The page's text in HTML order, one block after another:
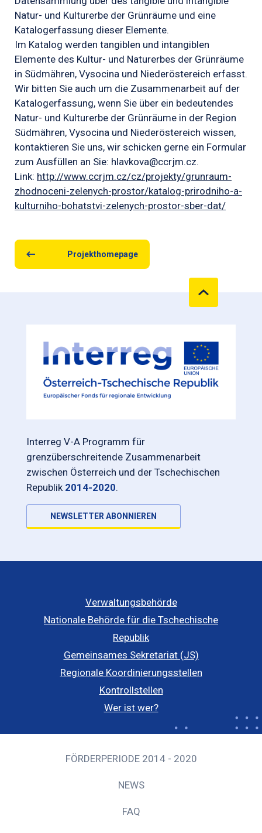
Natur- und Kulturerbe der Grünräume und eine
Katalogerfassung dieser Elemente.
Im Katalog werden tangiblen und intangiblen
Elemente des Kultur- und Naturerbes der Grünräume
in Südmähren, Vysocina und Niederöstereich erfasst.
Wir bitten Sie auch um die Zusammenarbeit auf der
Katalogerfassung, wenn Sie über ein bedeutendes
Natur- und Kulturerbe der Grünräume in der Region
Südmähren, Vysocina und Niederöstereich wissen,
kontaktieren Sie uns, wir schicken gerne ein Formular
zum Ausfüllen an Sie: hlavkova@ccrjm.cz.
Link: http://www.ccrjm.cz/cz/projekty/grunraum-
zhodnoceni-zelenych-prostor/katalog-prirodniho-a-
kulturniho-bohatstvi-zelenych-prostor-sber-dat/
Projekthomepage
Interreg V-A Programm für
grenzüberschreitende Zusammenarbeit
zwischen Österreich und der Tschechischen
Republik 2014-2020.
NEWSLETTER ABONNIEREN
Verwaltungsbehörde
Nationale Behörde für die Tschechische
Republik
Gemeinsames Sekretariat (JS)
Regionale Koordinierungsstellen
Kontrollstellen
Wer ist wer?
FÖRDERPERIODE 2014 - 2020
NEWS
FAQ